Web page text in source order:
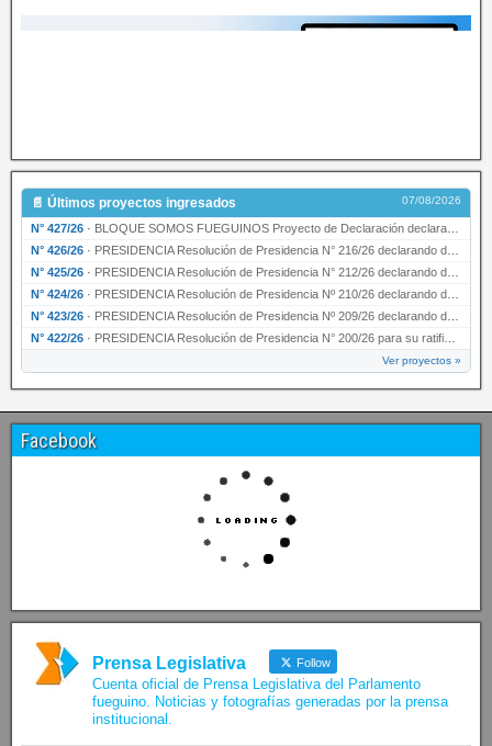
Últimos proyectos ingresados 07/08/2026
N° 427/26 · BLOQUE SOMOS FUEGUINOS Proyecto de Declaración declarando de interés provincial PRESIDENCI…
N° 426/26 · PRESIDENCIA Resolución de Presidencia N° 216/26 declarando de interés provincial la labor …
N° 425/26 · PRESIDENCIA Resolución de Presidencia N° 212/26 declarando de interés provincial el “50° A…
N° 424/26 · PRESIDENCIA Resolución de Presidencia Nº 210/26 declarando de interés provincial el proyec…
N° 423/26 · PRESIDENCIA Resolución de Presidencia Nº 209/26 declarando de interés provincial la presen…
N° 422/26 · PRESIDENCIA Resolución de Presidencia N° 200/26 para su ratificación.
Ver proyectos »
Facebook
Prensa Legislativa Follow
Cuenta oficial de Prensa Legislativa del Parlamento
fueguino. Noticias y fotografías generadas por la prensa
institucional.